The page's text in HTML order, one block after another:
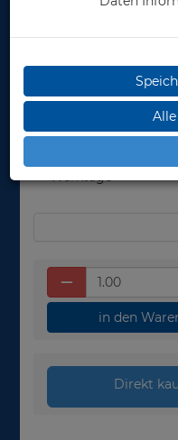
Lieferbar
Werktage
in den
Direkt